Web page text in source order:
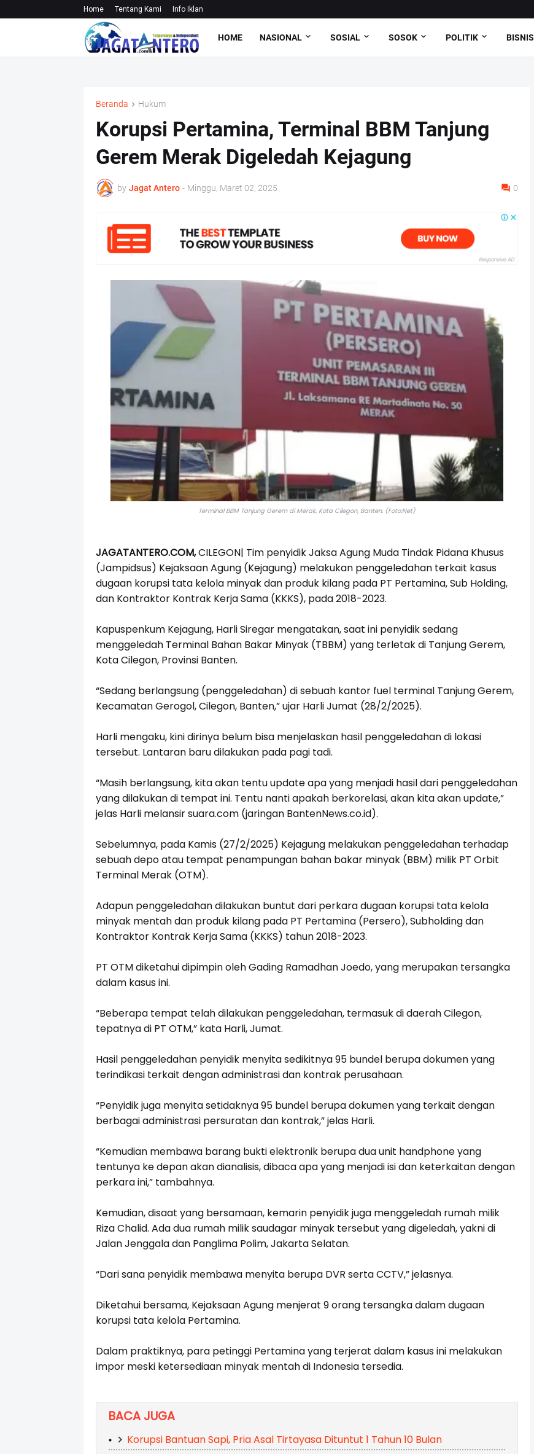
Home Tentang Kami Info Iklan
HOME NASIONAL SOSIAL SOSOK POLITIK BISNIS
Beranda Hukum
Korupsi Pertamina, Terminal BBM Tanjung
Gerem Merak Digeledah Kejagung
by Jagat Antero - Minggu, Maret 02, 2025 0
Terminal BBM Tanjung Gerem di Merak, Kota Cilegon, Banten. (Foto:Net)
JAGATANTERO.COM,CILEGON| Tim penyidik Jaksa Agung Muda Tindak Pidana Khusus
(Jampidsus) Kejaksaan Agung (Kejagung) melakukan penggeledahan terkait kasus
dugaan korupsi tata kelola minyak dan produk kilang pada PT Pertamina, Sub Holding,
dan Kontraktor Kontrak Kerja Sama (KKKS), pada2018-2023.
Kapuspenkum Kejagung, Harli Siregar mengatakan, saat ini penyidik sedang
menggeledah Terminal Bahan Bakar Minyak (TBBM) yang terletak di Tanjung Gerem,
Kota Cilegon, Provinsi Banten.
“Sedang berlangsung (penggeledahan) di sebuah kantor fuel terminal Tanjung Gerem,
Kecamatan Gerogol, Cilegon, Banten,” ujar Harli Jumat (28/2/2025).
Harli mengaku, kini dirinya belum bisa menjelaskan hasil penggeledahan di lokasi
tersebut. Lantaran baru dilakukan pada pagi tadi.
“Masih berlangsung, kita akan tentu update apa yang menjadi hasil dari penggeledahan
yang dilakukan di tempat ini. Tentu nanti apakah berkorelasi, akan kita akan update,”
jelas Harli melansirsuara.com(jaringan BantenNews.co.id).
Sebelumnya, pada Kamis (27/2/2025) Kejagung melakukan penggeledahan terhadap
sebuah depo atau tempat penampungan bahan bakar minyak (BBM) milik PT Orbit
Terminal Merak (OTM).
Adapun penggeledahan dilakukan buntut dari perkara dugaan korupsi tata kelola
minyak mentah dan produk kilang pada PT Pertamina (Persero), Subholding dan
Kontraktor Kontrak Kerja Sama (KKKS) tahun2018-2023.
PT OTM diketahui dipimpin oleh Gading Ramadhan Joedo, yang merupakan tersangka
dalam kasus ini.
“Beberapa tempat telah dilakukan penggeledahan, termasuk di daerah Cilegon,
tepatnya di PT OTM,” kata Harli, Jumat.
Hasil penggeledahan penyidik menyita sedikitnya 95 bundel berupa dokumen yang
terindikasi terkait dengan administrasi dan kontrak perusahaan.
“Penyidik juga menyita setidaknya 95 bundel berupa dokumen yang terkait dengan
berbagai administrasi persuratan dan kontrak,” jelas Harli.
“Kemudian membawa barang bukti elektronik berupa dua unit handphone yang
tentunya ke depan akan dianalisis, dibaca apa yang menjadi isi dan keterkaitan dengan
perkara ini,” tambahnya.
Kemudian, disaat yang bersamaan, kemarin penyidik juga menggeledah rumah milik
Riza Chalid. Ada dua rumah milik saudagar minyak tersebut yang digeledah, yakni di
Jalan Jenggala dan Panglima Polim, Jakarta Selatan.
“Dari sana penyidik membawa menyita berupa DVR serta CCTV,” jelasnya.
Diketahui bersama, Kejaksaan Agung menjerat 9 orang tersangka dalam dugaan
korupsi tata kelola Pertamina.
Dalam praktiknya, para petinggi Pertamina yang terjerat dalam kasus ini melakukan
impor meski ketersediaan minyak mentah di Indonesia tersedia.
BACA JUGA
Korupsi Bantuan Sapi, Pria Asal Tirtayasa Dituntut 1 Tahun 10 Bulan